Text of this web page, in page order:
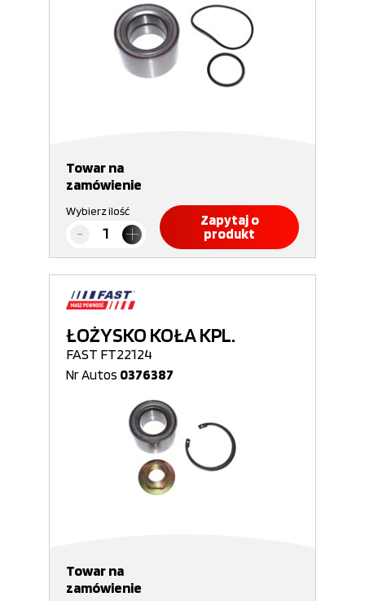
Towar na
zamówienie
Wybierz ilość
Zapytaj o
produkt
ŁOŻYSKO KOŁA KPL.
FAST FT22124
Nr Autos 0376387
Towar na
zamówienie